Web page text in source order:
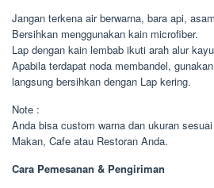
Jangan terkena air berwarna, bara api,
Bersihkan menggunakan kain microfiber.
Lap dengan kain lembab ikuti arah alur
Apabila terdapat noda membandel,
langsung bersihkan dengan Lap kering.
Note :
Anda bisa custom warna dan ukuran
Makan, Cafe atau Restoran Anda.
Cara Pemesanan & Pengiriman